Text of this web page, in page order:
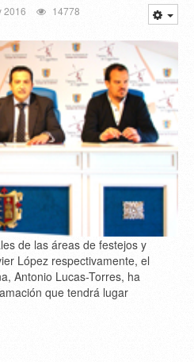
2016 14778
de las áreas de festejos y
López respectivamente, el
Antonio Lucas-Torres, ha
que tendrá lugar